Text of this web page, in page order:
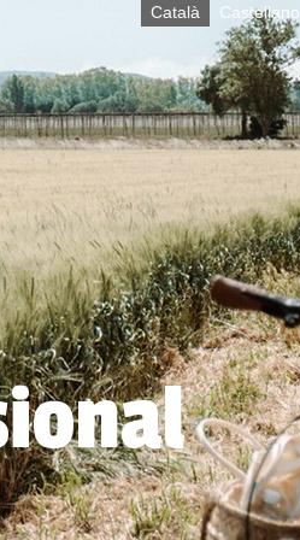
Català Castellano